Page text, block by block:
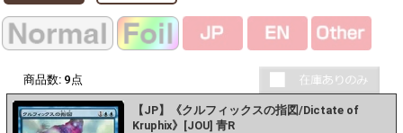
商品数: 9 点
【JP】《クルフィックスの指図/Dictate of
Kruphix》[JOU] 青R